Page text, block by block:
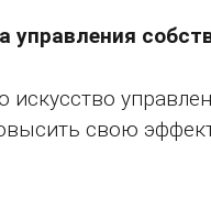
управления
свою